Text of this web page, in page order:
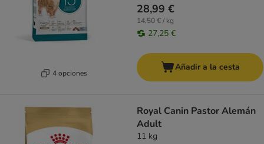
4 opciones
28,99 €
14,50 € / kg
27,25 €
Añadir a la cesta
Royal Canin Pastor Alemán
Adult
11 kg